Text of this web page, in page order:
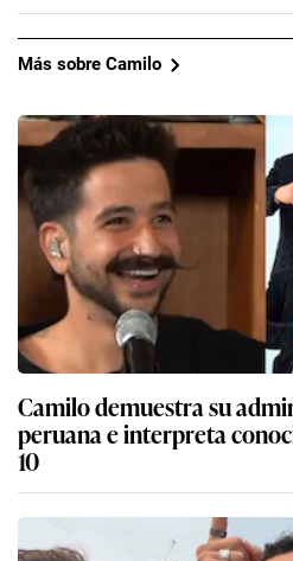
Más sobre Camilo
Camilo demuestra su
peruana e interpreta
10